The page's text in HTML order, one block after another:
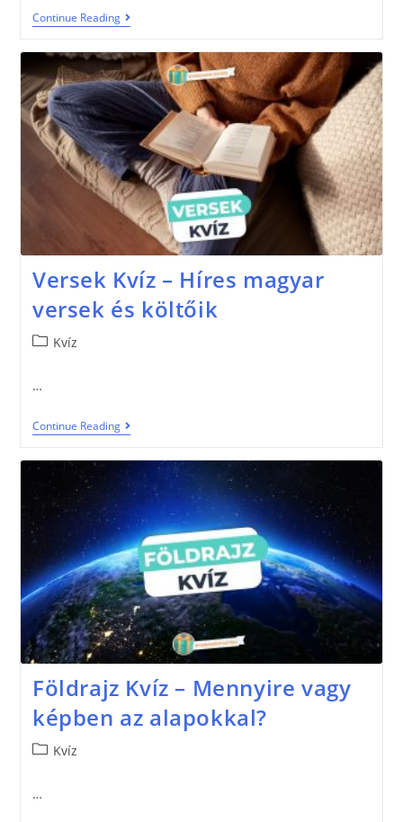
Continue Reading
Versek Kvíz – Híres magyar
versek és költőik
Kvíz
…
Continue Reading
Földrajz Kvíz – Mennyire vagy
képben az alapokkal?
Kvíz
…